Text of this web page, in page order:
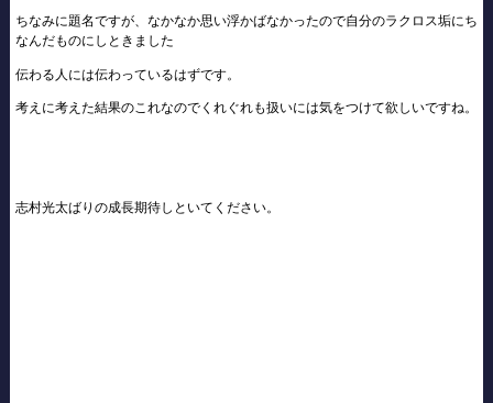
ちなみに題名ですが、なかなか思い浮かばなかったので自分のラクロス垢にち
なんだものにしときました
伝わる人には伝わっているはずです。
考えに考えた結果のこれなのでくれぐれも扱いには気をつけて欲しいですね。
志村光太ばりの成長期待しといてください。